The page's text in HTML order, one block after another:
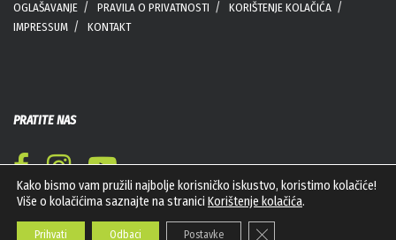
OGLAŠAVANJE PRAVILA O PRIVATNOSTI
KORIŠTENJE KOLAČIĆA
IMPRESSUM
KONTAKT
PRATITE NAS
Kako bismo vam pružili najbolje korisničko iskustvo, koristimo kolačiće!
Više o kolačićima saznajte na stranici Korištenje kolačića.
Prihvati Odbaci Postavke Close GDPR Cookie Banner